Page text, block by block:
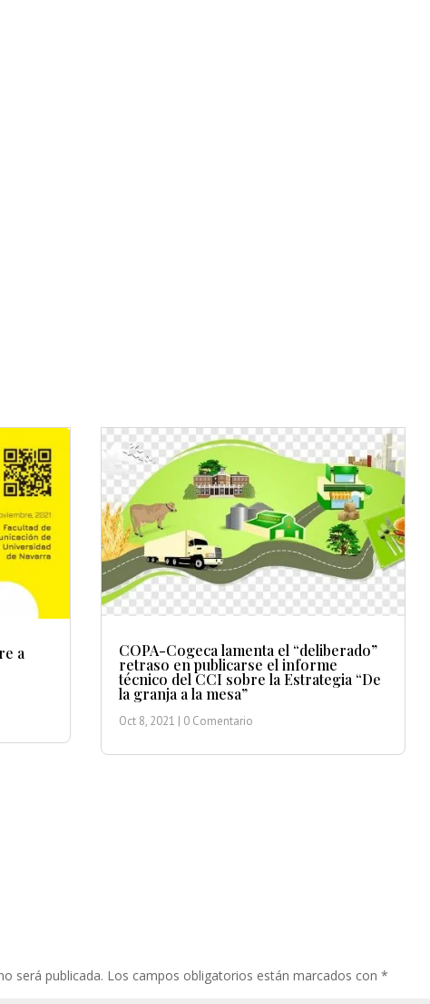
a COPA-Cogeca lamenta el “deliberado”
retraso en publicarse el informe
técnico del CCI sobre la Estrategia “De
la granja a la mesa”
Oct 8, 2021 | 0 Comentario
será publicada. Los campos obligatorios están marcados con*